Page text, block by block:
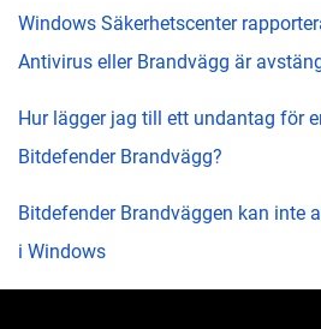
Windows Säkerhetscenter
Antivirus eller Brandvägg är
Hur lägger jag till ett undantag för
Bitdefender Brandvägg?
Bitdefender Brandväggen kan inte
i Windows